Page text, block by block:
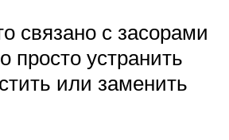
связано с засорами
просто устранить
или заменить